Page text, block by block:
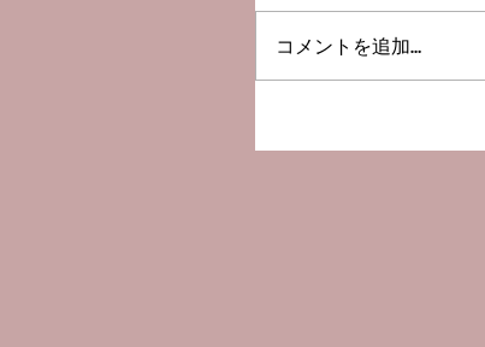
コメントを追加…